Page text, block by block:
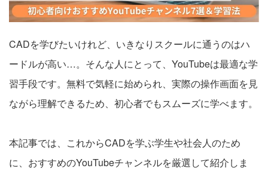
お電話でのお問い合わせ
東 京 0120-630-660 大 阪 0120-057-727
名古屋 0120-960-379 横 浜 0120-978-186
CADを学びたいけれど、いきなりスクールに通うのはハ
ードルが高い…。そんな人にとって、YouTubeは最適な学
習手段です。無料で気軽に始められ、実際の操作画面を見
ながら理解できるため、初心者でもスムーズに学べます。
本記事では、これからCADを学ぶ学生や社会人のため
に、おすすめのYouTubeチャンネルを厳選して紹介しま